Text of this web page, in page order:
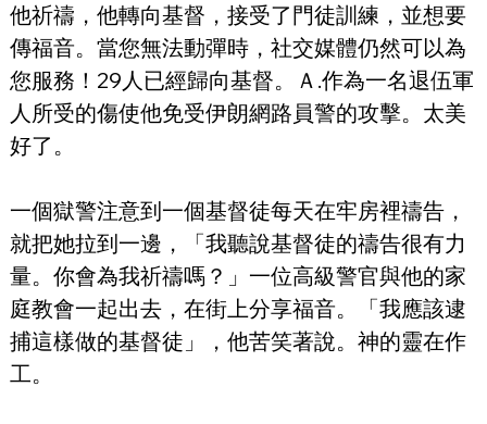
他祈禱，他轉向基督，接受了門徒訓練，並想要
傳福音。當您無法動彈時，社交媒體仍然可以為
您服務！29人已經歸向基督。Ａ.作為一名退伍軍
人所受的傷使他免受伊朗網路員警的攻擊。太美
好了。
一個獄警注意到一個基督徒每天在牢房裡禱告，
就把她拉到一邊，「我聽說基督徒的禱告很有力
量。你會為我祈禱嗎？」一位高級警官與他的家
庭教會一起出去，在街上分享福音。「我應該逮
捕這樣做的基督徒」，他苦笑著說。神的靈在作
工。